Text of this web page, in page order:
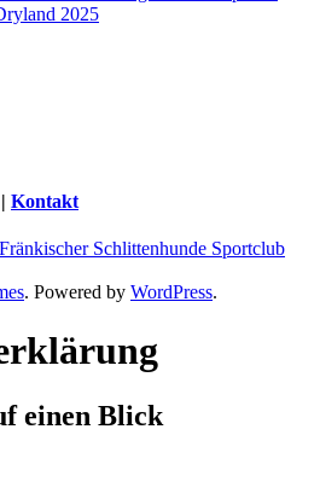
2025
| Kontakt
Schlittenhunde Sportclub
. Powered by WordPress.
einen Blick